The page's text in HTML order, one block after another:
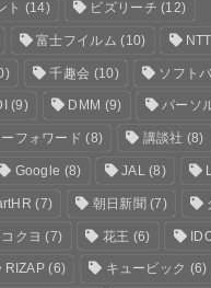
ト (14) ビズリーチ (12)
富士フイルム (10)
千趣会 (10) ソフト
(9) DMM (9) パーソ
フォワード (8) 講談社 (8)
Google (8) JAL(8)
(7) 朝日新聞 (7)
コクヨ (7) 花王 (6)
RIZAP (6) キュービック (6)